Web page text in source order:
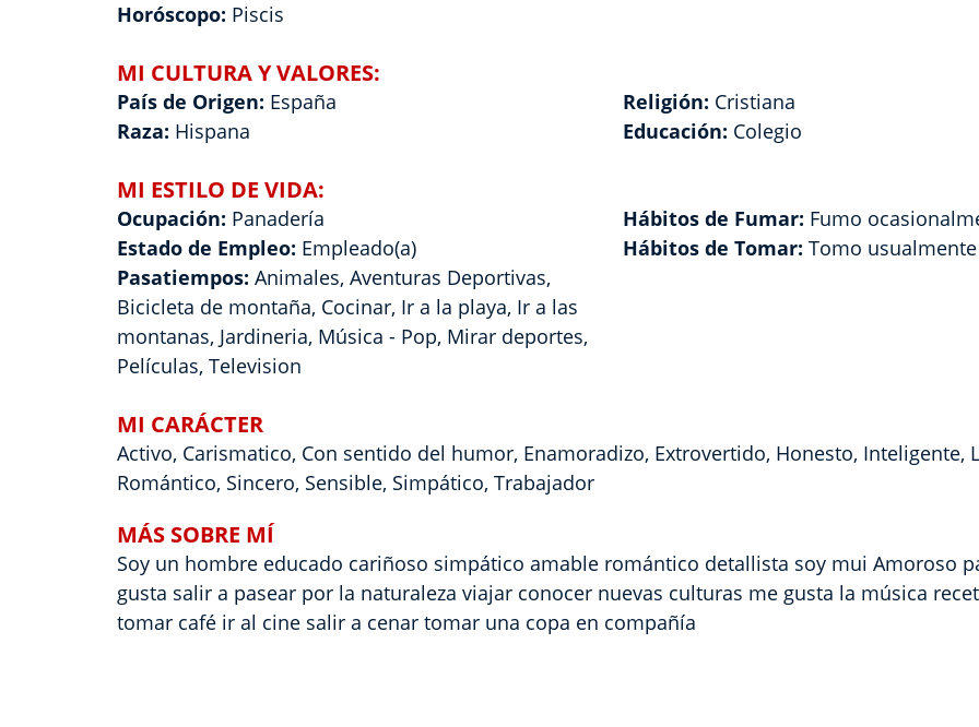
Horóscopo: Piscis
MI CULTURA Y VALORES:
País de Origen: España
Raza: Hispana
Religión: Cristiana
Educación: Colegio
MI ESTILO DE VIDA:
Ocupación: Panadería
Estado de Empleo: Empleado(a)
Pasatiempos: Animales, Aventuras Deportivas,
Bicicleta de montaña, Cocinar, Ir a la playa, Ir a las
montanas, Jardineria, Música - Pop, Mirar deportes,
Películas, Television
Hábitos de Fumar: Fumo
Hábitos de Tomar: Tomo usualmente
MI CARÁCTER
Activo, Carismatico, Con sentido del humor, Enamoradizo, Extrovertido, Honesto, Inteligente,
Romántico, Sincero, Sensible, Simpático, Trabajador
MÁS SOBRE MÍ
Soy un hombre educado cariñoso simpático amable romántico detallista soy mui Amoroso
gusta salir a pasear por la naturaleza viajar conocer nuevas culturas me gusta la música
tomar café ir al cine salir a cenar tomar una copa en compañía